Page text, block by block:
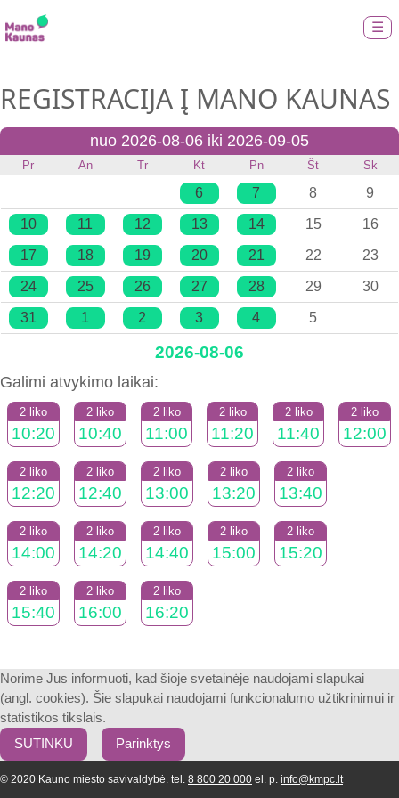
☰
REGISTRACIJA Į MANO KAUNAS
nuo 2026-08-06 iki 2026-09-05
Pr An Tr Kt Pn Št Sk
6 7 8 9
10 11 12 13 14 15 16
17 18 19 20 21 22 23
24 25 26 27 28 29 30
31 1 2 3 4 5
2026-08-06
Galimi atvykimo laikai:
2 liko
10:20
2 liko
10:40
2 liko
11:00
2 liko
11:20
2 liko
11:40
2 liko
12:00
2 liko
12:20
2 liko
12:40
2 liko
13:00
2 liko
13:20
2 liko
13:40
2 liko
14:00
2 liko
14:20
2 liko
14:40
2 liko
15:00
2 liko
15:20
2 liko
15:40
2 liko
16:00
2 liko
16:20
Norime Jus informuoti, kad šioje svetainėje naudojami slapukai
(angl. cookies). Šie slapukai naudojami funkcionalumo užtikrinimui ir
statistikos tikslais.
SUTINKU
Parinktys
© 2020 Kauno miesto savivaldybė. tel. 8 800 20 000 el. p. info@kmpc.lt